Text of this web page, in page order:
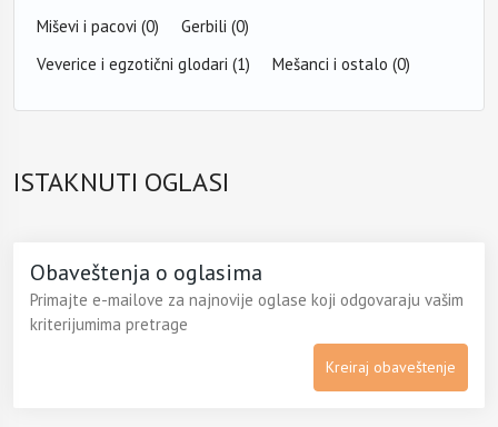
Miševi i pacovi (0) Gerbili (0)
Veverice i egzotični glodari (1) Mešanci i ostalo (0)
ISTAKNUTI OGLASI
Obaveštenja o oglasima
Primajte e-mailove za najnovije oglase koji odgovaraju vašim
kriterijumima pretrage
Kreiraj obaveštenje